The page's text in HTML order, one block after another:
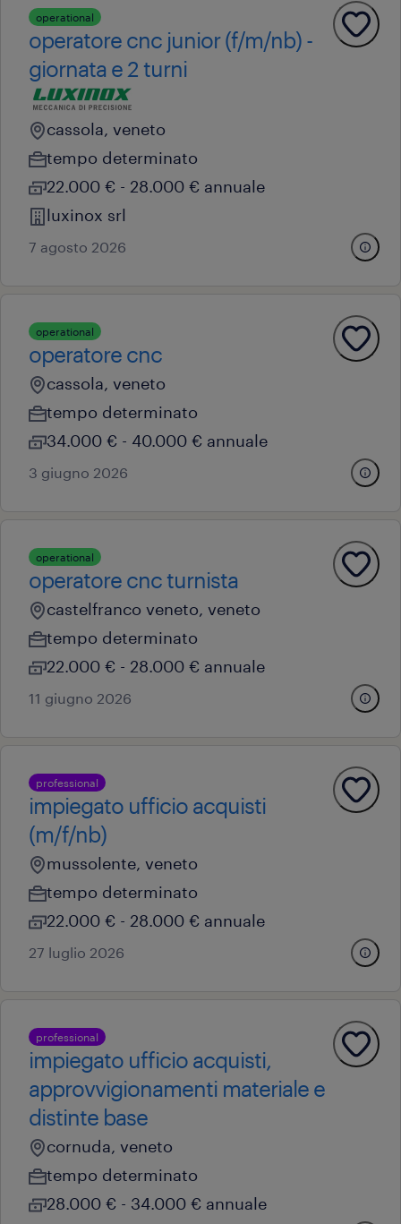
operational
operatore cnc junior (f/m/nb) -
giornata e 2 turni
cassola, veneto
tempo determinato
22.000 € - 28.000 € annuale
luxinox srl
7 agosto 2026
operational
operatore cnc
cassola, veneto
tempo determinato
34.000 € - 40.000 € annuale
3 giugno 2026
operational
operatore cnc turnista
castelfranco veneto, veneto
tempo determinato
22.000 € - 28.000 € annuale
11 giugno 2026
professional
impiegato ufficio acquisti
(m/f/nb)
mussolente, veneto
tempo determinato
22.000 € - 28.000 € annuale
27 luglio 2026
professional
impiegato ufficio acquisti,
approvvigionamenti materiale e
distinte base
cornuda, veneto
tempo determinato
28.000 € - 34.000 € annuale